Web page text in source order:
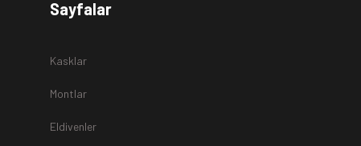
Sayfalar
Kasklar
Montlar
Eldivenler